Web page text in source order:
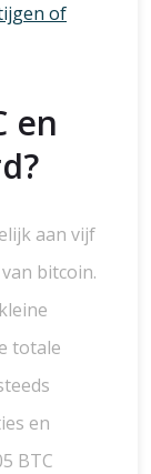
of
en
aan vijf
bitcoin.
totale
en
BTC